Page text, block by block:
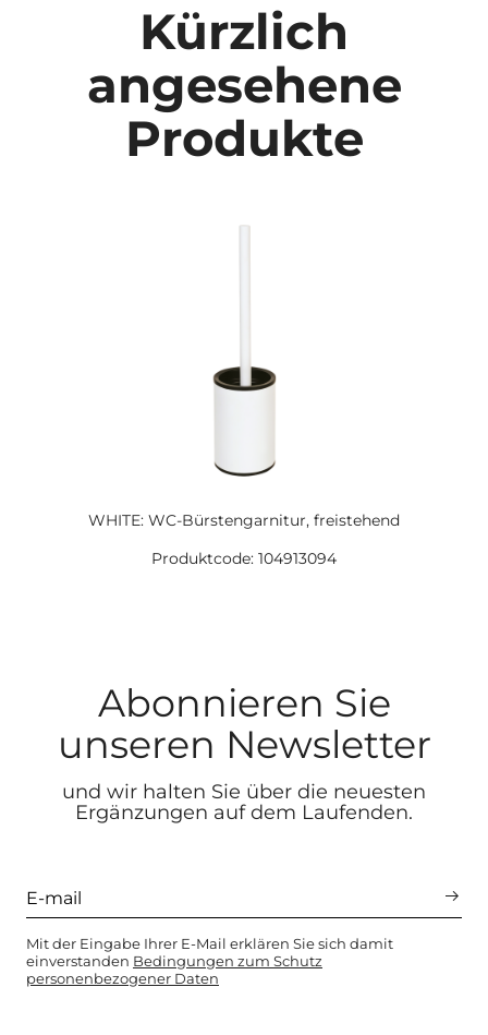
Kürzlich
angesehene
Produkte
WHITE: WC-Bürstengarnitur, freistehend
Produktcode: 104913094
Abonnieren Sie
unseren Newsletter
und wir halten Sie über die neuesten
Ergänzungen auf dem Laufenden.
Mit der Eingabe Ihrer E-Mail erklären Sie sich damit
einverstanden Bedingungen zum Schutz
personenbezogener Daten